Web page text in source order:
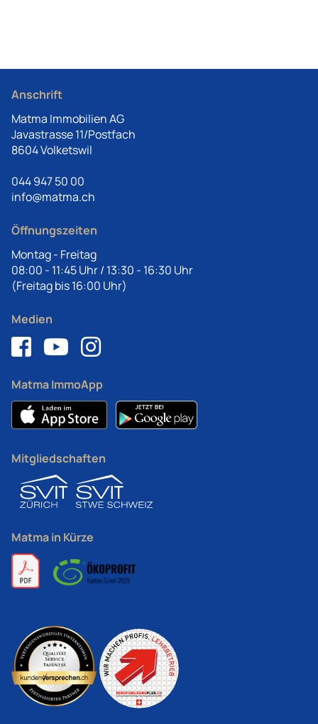
Anschrift
Matma Immobilien AG
Javastrasse 11/Postfach
8604 Volketswil
044 947 50 00
info@matma.ch
Öffnungszeiten
Montag - Freitag
08:00 - 11:45 Uhr / 13:30 - 16:30 Uhr
(Freitag bis 16:00 Uhr)
Medien
Matma ImmoApp
Mitgliedschaften
Matma in Kürze